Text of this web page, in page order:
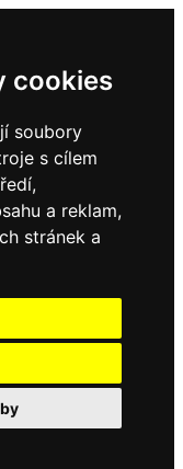
cookies
soubory
s cílem
a reklam,
stránek a